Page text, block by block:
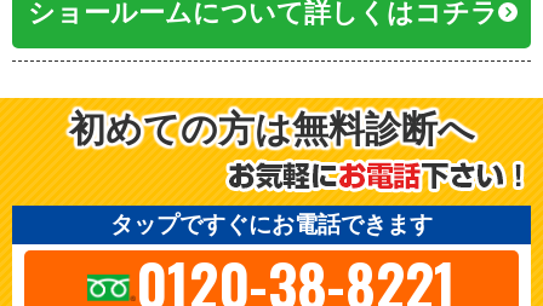
ショールームについて詳しくはコチラ
初めての方は無料診断へ
タップですぐにお電話できます
0120-38-8221